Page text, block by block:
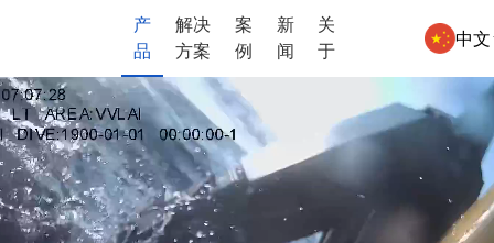
产
品
解决
方案
案
例
新
闻
关
于
中文